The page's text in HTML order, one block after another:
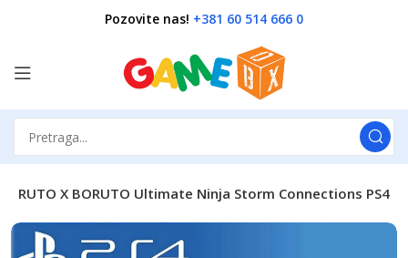
Pozovite nas! +381 60 514 666 0
NARUTO X BORUTO Ultimate Ninja Storm Connections PS4